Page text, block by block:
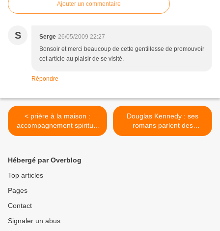
Ajouter un commentaire
S Serge 26/05/2009 22:27
Bonsoir et merci beaucoup de cette gentillesse de promouvoir
cet article au plaisir de se visité.
Répondre
< prière à la maison :
accompagnement spirituel
pour une confirmation
Douglas Kennedy : ses
romans parlent des
unitariens américains >
Hébergé par Overblog
Top articles
Pages
Contact
Signaler un abus